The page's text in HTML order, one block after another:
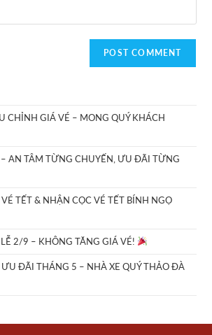
CHỈNH GIÁ VÉ – MONG QUÝ KHÁCH
AN TÂM TỪNG CHUYẾN, ƯU ĐÃI TỪNG
TẾT & NHẬN CỌC VÉ TẾT BÍNH NGỌ
2/9 – KHÔNG TĂNG GIÁ VÉ!
ĐÃI THÁNG 5 – NHÀ XE QUÝ THẢO ĐÀ